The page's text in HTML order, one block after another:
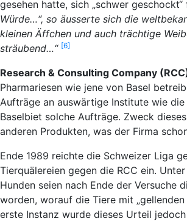
gesehen hatte, sich „schwer geschockt“
Würde…“, so äusserte sich die
kleinen Äffchen und auch trächtige
sträubend…“ [6]
Research & Consulting Company
Pharmariesen wie jene von Basel
Aufträge an auswärtige Institute wie
Baselbiet solche Aufträge. Zweck
anderen Produkten, was der Firma
Ende 1989 reichte die Schweizer Liga
Tierquälereien gegen die RCC ein.
Hunden seien nach Ende der Versuche
worden, worauf die Tiere mit
erste Instanz wurde dieses Urteil